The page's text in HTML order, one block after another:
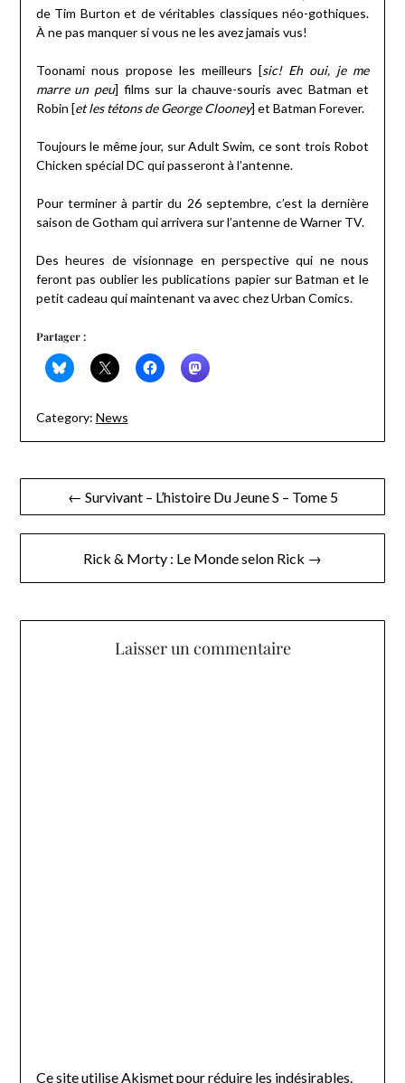
de Tim Burton et de véritables classiques néo-gothiques.
À ne pas manquer si vous ne les avez jamais vus!
Toonami nous propose les meilleurs [sic! Eh oui, je me
marre un peu] films sur la chauve-souris avec Batman et
Robin [et les tétons de George Clooney] et Batman Forever.
Toujours le même jour, sur Adult Swim, ce sont trois Robot
Chicken spécial DC qui passeront à l’antenne.
Pour terminer à partir du 26 septembre, c’est la dernière
saison de Gotham qui arrivera sur l’antenne de Warner TV.
Des heures de visionnage en perspective qui ne nous
feront pas oublier les publications papier sur Batman et le
petit cadeau qui maintenant va avec chez Urban Comics.
Partager :
Category: News
Navigation
de
l’article
← Survivant – L’histoire Du Jeune S – Tome 5
Rick & Morty : Le Monde selon Rick →
Laisser un commentaire
Ce site utilise Akismet pour réduire les indésirables.